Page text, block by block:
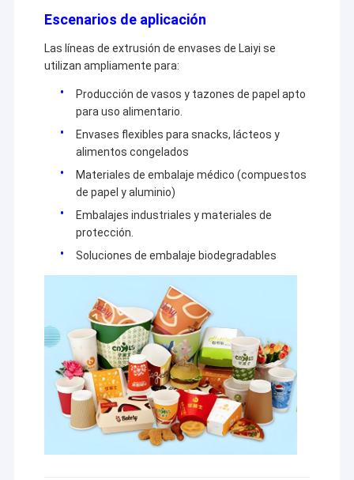
Escenarios de aplicación
Las líneas de extrusión de envases de Laiyi se
utilizan ampliamente para:
Producción de vasos y tazones de papel apto
para uso alimentario.
Envases flexibles para snacks, lácteos y
alimentos congelados
Materiales de embalaje médico (compuestos
de papel y aluminio)
Embalajes industriales y materiales de
protección.
Soluciones de embalaje biodegradables